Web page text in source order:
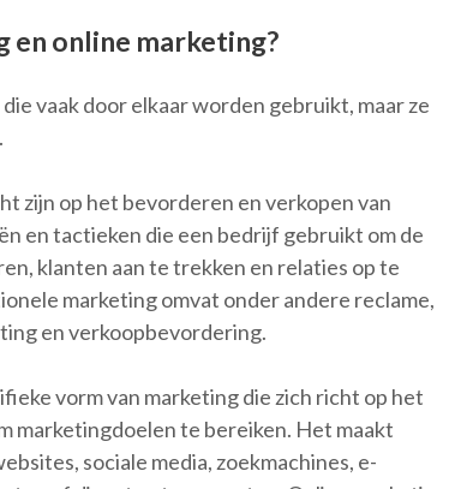
en online marketing?
vaak door elkaar worden gebruikt, maar ze
zijn op het bevorderen en verkopen van
en tactieken die een bedrijf gebruikt om de
klanten aan te trekken en relaties op te
marketing omvat onder andere reclame,
en verkoopbevordering.
vorm van marketing die zich richt op het
marketingdoelen te bereiken. Het maakt
sociale media, zoekmachines, e-